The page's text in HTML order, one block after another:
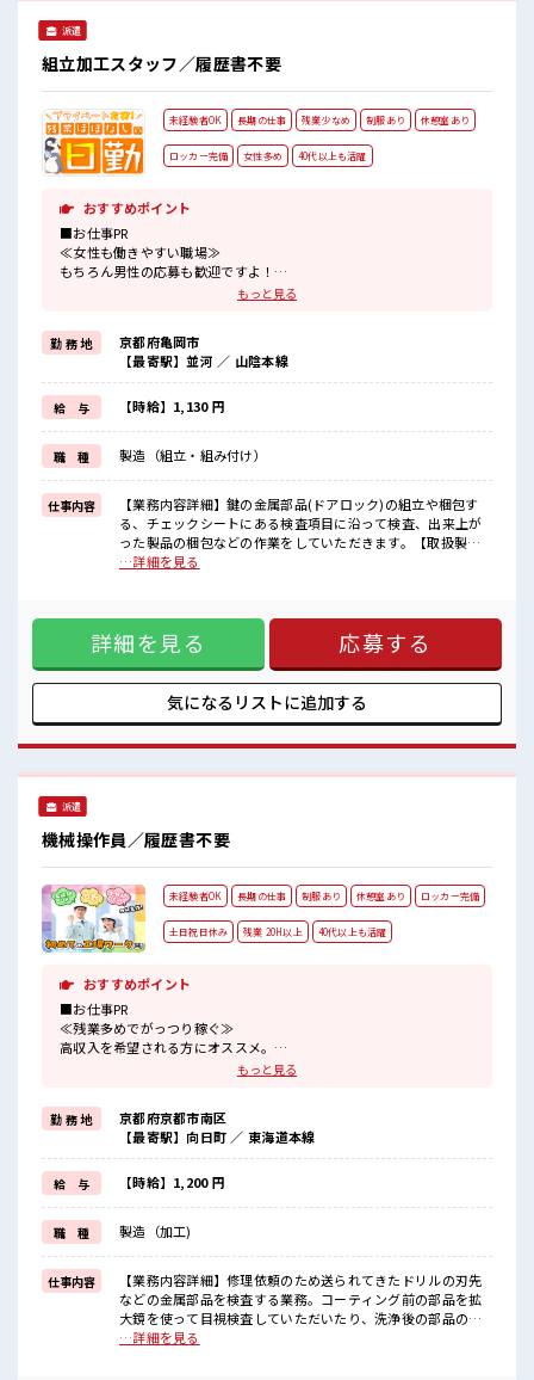
派遣
組立加工スタッフ／履歴書不要
未経験者OK 長期の仕事 残業少なめ 制服あり 休憩室あり
ロッカー完備 女性多め 40代以上も活躍
おすすめポイント
■お仕事PR
≪女性も働きやすい職場≫
もちろん男性の応募も歓迎ですよ！
場合によってはお願いすることもあります♪
制服があると毎日の服選びに悩まずOK♪
≪未経験OKの仕事≫
新しいことにチャレンジするのは不安だけど、
しっかり働く環境が整っています！
イチからスキルUP・ステップUP目指していきましょう！
≪自分に合った期間で働ける≫
福利厚生が整った派遣のお仕事です！
■職場の雰囲気
女性が多い職場ですが男女は問いません！
応募お待ちしております！
休憩室で楽しくランチ♪
安心してお仕事に集中♪
もっと見る
勤 務 地
京都府亀岡市
【最寄駅】並河 ／ 山陰本線
給 与 【時給】1,130 円
職 種 製造（組立・組み付け）
仕事内容
【業務内容詳細】鍵の金属部品(ドアロック)の組立や梱包す
る、チェックシートにある検査項目に沿って検査、出来上が
った製品の梱包などの作業をしていただきます。【取扱製品
情報】鍵の金属部品(ドアロック) ■お仕事PR ≪女性も働きや
ともあります♪ 制服があると毎日の服選びに悩まずOK♪ ≪
未経験OKの仕事≫ 新しいことにチャレンジするのは不安だけ
ど、 しっかり働く環境が整っています！ イチからスキルUP・
ステップUP目指していきましょう！ ≪自分に合った期間で働
ける≫ 福利厚生が整った派遣のお仕事です！ ■職場の雰囲気
女性が多い職場ですが男女は問いません！ 応募お待ちしてお
おう！ ロッカーあり！ 安心してお仕事に集中♪
…詳細を見る
詳細を見る 応募する
気になるリストに追加する
派遣
機械操作員／履歴書不要
未経験者OK 長期の仕事 制服あり 休憩室あり ロッカー完備
土日祝日休み 残業 20H以上 40代以上も活躍
おすすめポイント
■お仕事PR
≪残業多めでがっつり稼ぐ≫
高収入を希望される方にオススメ。
残業は月20時間以上あります♪
週末は家族や友人と一緒にプライベート満喫！
≪動きやすい制服アリ≫
制服があるので、
毎日の服装の悩み解消♪
≪初めての仕事だけど自分にもできそう≫
新しいことにチャレンジするのは不安だけど、
しっかり働く環境が整っています！
イチからスキルUP・ステップUP目指していきましょう！
≪様々なお仕事をご提案≫
一人で悩まず気軽に相談できる、
派遣のお仕事です！
■職場の雰囲気
もっと見る
勤 務 地
京都府京都市南区
【最寄駅】向日町 ／ 東海道本線
給 与 【時給】1,200 円
職 種 製造（加工)
仕事内容
【業務内容詳細】修理依頼のため送られてきたドリルの刃先
などの金属部品を検査する業務。コーティング前の部品を拡
大鏡を使って目視検査していただいたり、洗浄後の部品の検
査をしていただきます。【取扱製品情報】修理依頼のため送
…詳細を見る